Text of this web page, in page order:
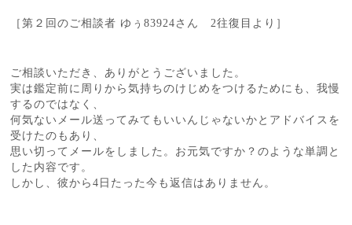
［第２回のご相談者 ゆぅ83924さん 2往復目より］
ご相談いただき、ありがとうございました。
実は鑑定前に周りから気持ちのけじめをつけるためにも、我慢
するのではなく、
何気ないメール送ってみてもいいんじゃないかとアドバイスを
受けたのもあり、
思い切ってメールをしました。お元気ですか？のような単調と
した内容です。
しかし、彼から4日たった今も返信はありません。